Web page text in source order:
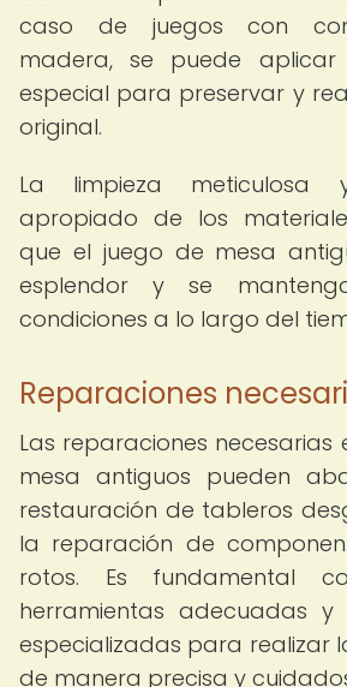
caso de juegos con
madera, se puede
especial para preservar y
original.
La limpieza
apropiado de los
que el juego de mesa
esplendor y se
condiciones a lo largo del
Reparaciones
Las reparaciones necesarias
mesa antiguos pueden
restauración de tableros
la reparación de
rotos. Es fundamental
herramientas adecuadas y
especializadas para realizar
de manera precisa y